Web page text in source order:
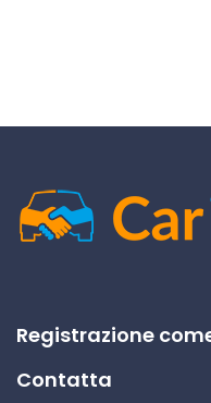
Registrazione
Contatta